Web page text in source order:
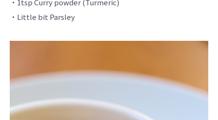
・1tsp Curry powder (Turmeric)
・Little bit Parsley